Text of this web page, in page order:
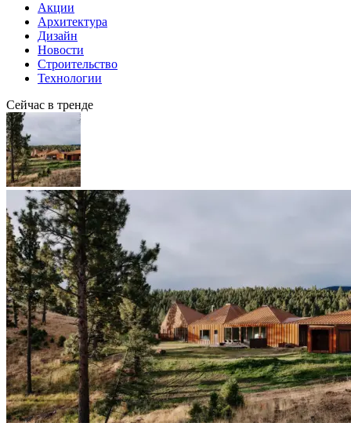
Акции
Архитектура
Дизайн
Новости
Строительство
Технологии
Сейчас в тренде